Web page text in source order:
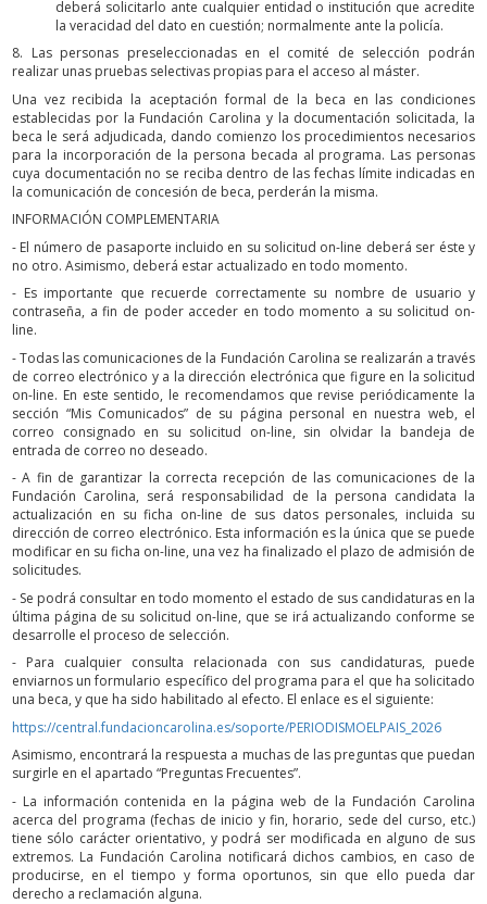
deberá solicitarlo ante cualquier entidad o institución que acredite
la veracidad del dato en cuestión; normalmente ante la policía.
8. Las personas preseleccionadas en el comité de selección podrán
realizar unas pruebas selectivas propias para el acceso al máster.
Una vez recibida la aceptación formal de la beca en las condiciones
establecidas por la Fundación Carolina y la documentación solicitada, la
beca le será adjudicada, dando comienzo los procedimientos necesarios
para la incorporación de la persona becada al programa. Las personas
cuya documentación no se reciba dentro de las fechas límite indicadas en
la comunicación de concesión de beca, perderán la misma.
INFORMACIÓN COMPLEMENTARIA
- El número de pasaporte incluido en su solicitud on-line deberá ser éste y
no otro. Asimismo, deberá estar actualizado en todo momento.
- Es importante que recuerde correctamente su nombre de usuario y
contraseña, a fin de poder acceder en todo momento a su solicitud on-
line.
- Todas las comunicaciones de la Fundación Carolina se realizarán a través
de correo electrónico y a la dirección electrónica que figure en la solicitud
on-line. En este sentido, le recomendamos que revise periódicamente la
sección “Mis Comunicados” de su página personal en nuestra web, el
correo consignado en su solicitud on-line, sin olvidar la bandeja de
entrada de correo no deseado.
- A fin de garantizar la correcta recepción de las comunicaciones de la
Fundación Carolina, será responsabilidad de la persona candidata la
actualización en su ficha on-line de sus datos personales, incluida su
dirección de correo electrónico. Esta información es la única que se puede
modificar en su ficha on-line, una vez ha finalizado el plazo de admisión de
solicitudes.
- Se podrá consultar en todo momento el estado de sus candidaturas en la
última página de su solicitud on-line, que se irá actualizando conforme se
desarrolle el proceso de selección.
- Para cualquier consulta relacionada con sus candidaturas, puede
enviarnos un formulario específico del programa para el que ha solicitado
una beca, y que ha sido habilitado al efecto. El enlace es el siguiente:
https://central.fundacioncarolina.es/soporte/PERIODISMOELPAIS_2026
Asimismo, encontrará la respuesta a muchas de las preguntas que puedan
surgirle en el apartado “Preguntas Frecuentes”.
- La información contenida en la página web de la Fundación Carolina
acerca del programa (fechas de inicio y fin, horario, sede del curso, etc.)
tiene sólo carácter orientativo, y podrá ser modificada en alguno de sus
extremos. La Fundación Carolina notificará dichos cambios, en caso de
producirse, en el tiempo y forma oportunos, sin que ello pueda dar
derecho a reclamación alguna.